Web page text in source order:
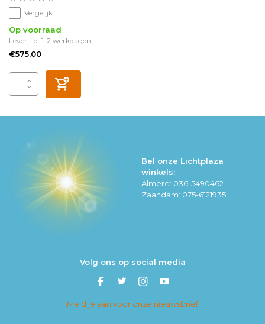
Vergelijk
Op voorraad
Levertijd: 1-2 werkdagen
€575,00
Bel onze Lichtplaza
winkels:
Almere: 036-5490462
Zaandam: 075-6121935
Volg ons op social media
Meld je aan voor onze nieuwsbrief